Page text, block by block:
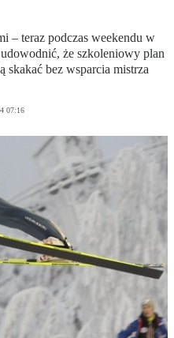
– teraz podczas weekendu w
że szkoleniowy plan
skakać bez wsparcia mistrza
07:16